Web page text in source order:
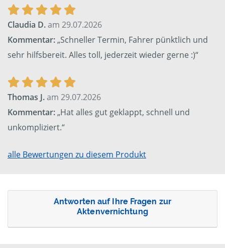
Claudia D.am 29.07.2026
Kommentar:„Schneller Termin, Fahrer pünktlich und
sehr hilfsbereit. Alles toll, jederzeit wieder gerne :)“
Thomas J.am 29.07.2026
Kommentar:„Hat alles gut geklappt, schnell und
unkompliziert.“
alle Bewertungen zu diesem Produkt
Antworten auf Ihre Fragen zur
Aktenvernichtung